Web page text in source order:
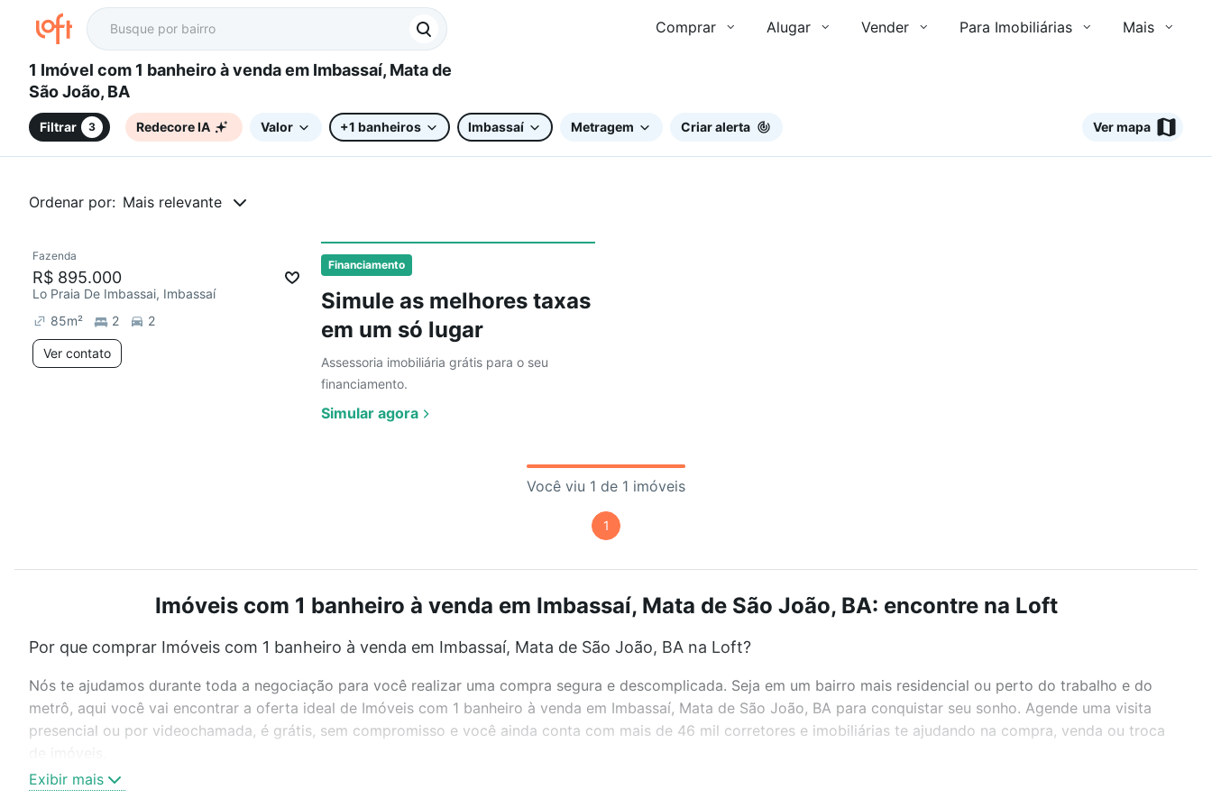
Comprar Alugar Vender Para Imobiliárias Mais
1 Imóvel com 1 banheiro à venda em Imbassaí, Mata de
São João, BA
Filtrar 3 Redecore IA Valor +1 banheiros Imbassaí Metragem Criar alerta Ver mapa
Ordenar por: Mais relevante
Financiamento
Simule as melhores taxas
em um só lugar
Assessoria imobiliária grátis para o seu
financiamento.
Simular agora
Fazenda
R$ 895.000
Lo Praia De Imbassai, Imbassaí
85m² 2 2
Ver contato
Você viu 1 de 1 imóveis
1
Imóveis com 1 banheiro à venda em Imbassaí, Mata de São João, BA: encontre na Loft
Por que comprar Imóveis com 1 banheiro à venda em Imbassaí, Mata de São João, BA na Loft?
Nós te ajudamos durante toda a negociação para você realizar uma compra segura e descomplicada. Seja em um bairro mais residencial ou perto do trabalho e do
metrô, aqui você vai encontrar a oferta ideal de Imóveis com 1 banheiro à venda em Imbassaí, Mata de São João, BA para conquistar seu sonho. Agende uma visita
presencial ou por videochamada, é grátis, sem compromisso e você ainda conta com mais de 46 mil corretores e imobiliárias te ajudando na compra, venda ou troca
Como escolher um imóvel?
Exibir mais